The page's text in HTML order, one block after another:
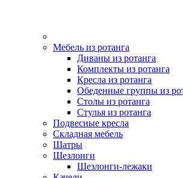
Мебель из ротанга
Диваны из ротанга
Комплекты из ротанга
Кресла из ротанга
Обеденные группы из
Столы из ротанга
Стулья из ротанга
Подвесные кресла
Складная мебель
Шатры
Шезлонги
Шезлонги-лежаки